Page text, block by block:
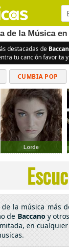
de la Música
destacadas de
tu canción favorita
CUMBIA POP
Lorde
la música más
de Baccano y
en